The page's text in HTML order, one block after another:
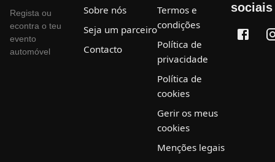
Regista ou
econtra o teu
evento
automóvel
Sobre nós
Seja um parceiro
Contacto
Termos e
condições
Política de
privacidade
Política de
cookies
Gerir os meus
cookies
Menções legais
sociais